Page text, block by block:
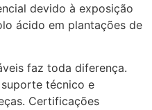
devido à exposição
ácido em plantações de
faz toda diferença.
técnico e
Certificações